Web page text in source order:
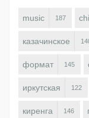
music 187
казачинское
формат 145
иркутская 122
киренга 146